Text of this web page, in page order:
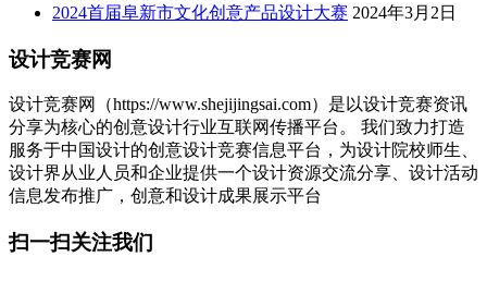
2024首届阜新市文化创意产品设计大赛 2024年3月2日
设计竞赛网
设计竞赛网（https://www.shejijingsai.com）是以设计竞赛资讯
分享为核心的创意设计行业互联网传播平台。 我们致力打造
服务于中国设计的创意设计竞赛信息平台，为设计院校师生、
设计界从业人员和企业提供一个设计资源交流分享、设计活动
信息发布推广，创意和设计成果展示平台
扫一扫关注我们